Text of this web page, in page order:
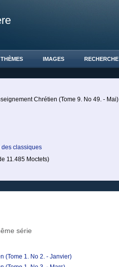
THÈMES IMAGES RECHERCHE
Chrétien (Tome 9. No 49. - Mai)
des classiques
11.485 Moctets)
série
(Tome 1. No 2. - Janvier)